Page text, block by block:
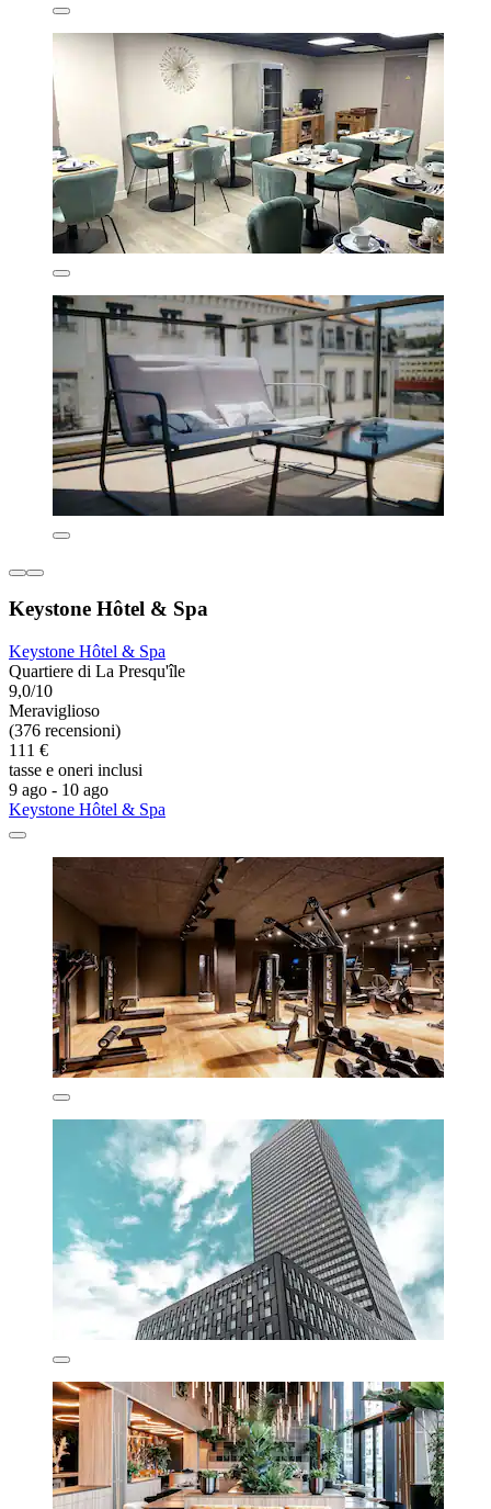
Keystone Hôtel & Spa
Keystone Hôtel & Spa
Quartiere di La Presqu'île
9,0/10
Meraviglioso
(376 recensioni)
111 €
tasse e oneri inclusi
9 ago - 10 ago
Keystone Hôtel & Spa